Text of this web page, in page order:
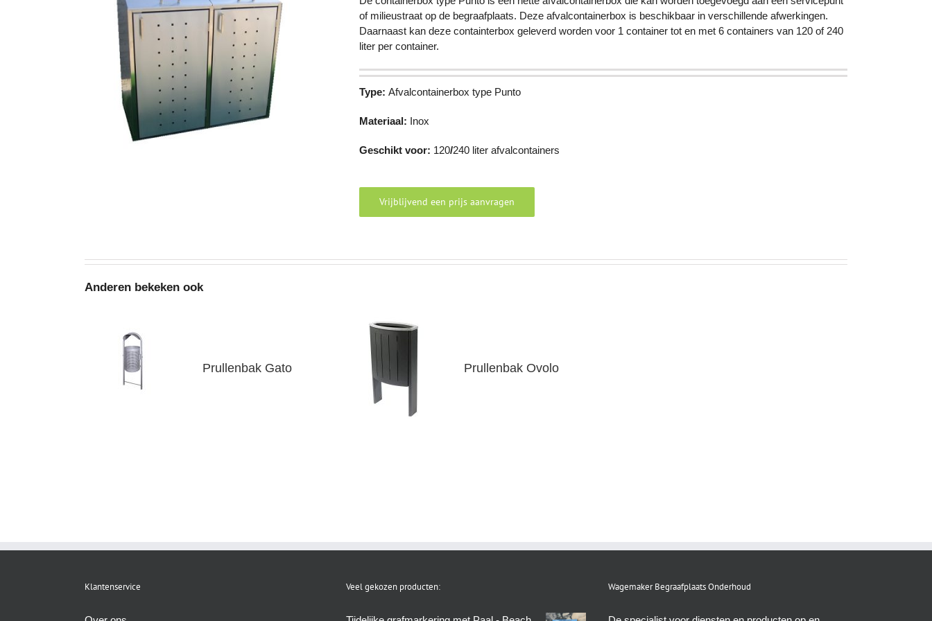
of milieustraat op de begraafplaats. Deze afvalcontainerbox is beschikbaar in verschillende afwerkingen.
Daarnaast kan deze containterbox geleverd worden voor 1 container tot en met 6 containers van 120 of 240
liter per container.
Type: Afvalcontainerbox type Punto
Materiaal: Inox
Geschikt voor: 120/240 liter afvalcontainers
Vrijblijvend een prijs aanvragen
Anderen bekeken ook
Prullenbak Gato Prullenbak Ovolo
Klantenservice Veel gekozen producten: Wagemaker Begraafplaats Onderhoud